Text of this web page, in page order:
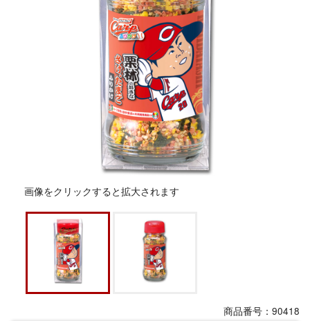
画像をクリックすると拡大されます
商品番号：90418